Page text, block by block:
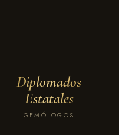
Diplomados
Estatales
GEMÓLOGOS